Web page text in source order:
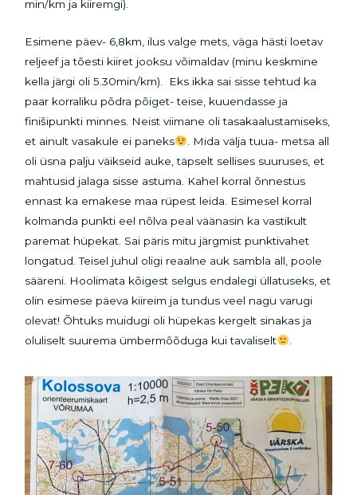
min/km ja kiiremgi).
Esimene päev- 6,8km, ilus valge mets, väga hästi loetav
reljeef ja tõesti kiiret jooksu võimaldav (minu keskmine
kella järgi oli 5.30min/km). Eks ikka sai sisse tehtud ka
paar korraliku põdra põiget- teise, kuuendasse ja
finišipunkti minnes. Neist viimane oli tasakaalustamiseks,
et ainult vasakule ei paneks
. Mida välja tuua- metsa all
oli üsna palju väikseid auke, täpselt sellises suuruses, et
mahtusid jalaga sisse astuma. Kahel korral õnnestus
ennast ka emakese maa rüpest leida. Esimesel korral
kolmanda punkti eel nõlva peal väänasin ka vastikult
paremat hüpekat. Sai päris mitu järgmist punktivahet
longatud. Teisel juhul oligi reaalne auk sambla all, poole
sääreni. Hoolimata kõigest selgus endalegi üllatuseks, et
olin esimese päeva kiireim ja tundus veel nagu varugi
olevat! Õhtuks muidugi oli hüpekas kergelt sinakas ja
oluliselt suurema ümbermõõduga kui tavaliselt